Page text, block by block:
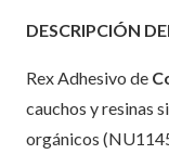
DESCRIPCIÓN
Rex Adhesivo de
cauchos y resinas
orgánicos